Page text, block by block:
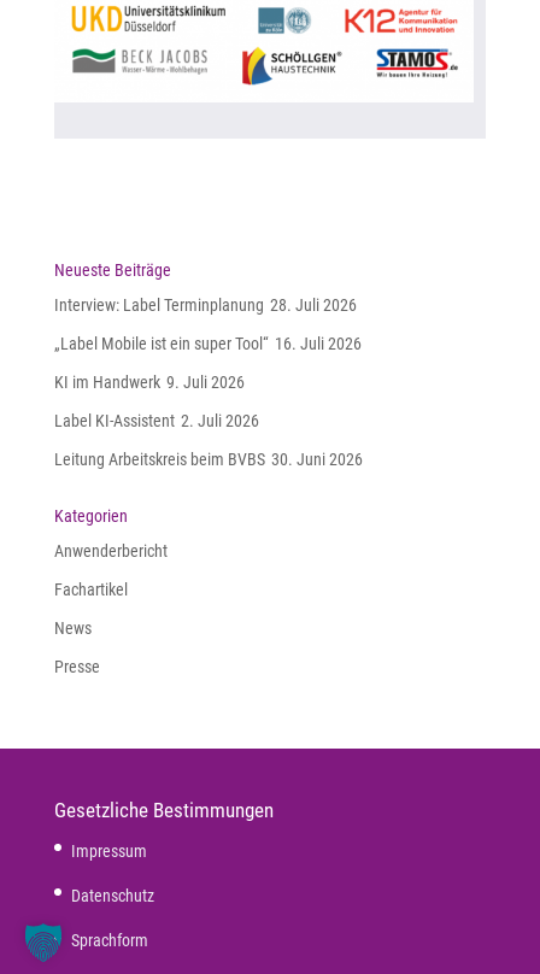
Neueste Beiträge
Interview: Label Terminplanung 28. Juli 2026
„Label Mobile ist ein super Tool“ 16. Juli 2026
KI im Handwerk 9. Juli 2026
Label KI-Assistent 2. Juli 2026
Leitung Arbeitskreis beim BVBS 30. Juni 2026
Kategorien
Anwenderbericht
Fachartikel
News
Presse
Gesetzliche Bestimmungen
Impressum
Datenschutz
Sprachform